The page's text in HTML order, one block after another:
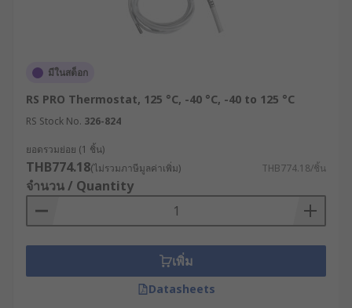
ความร้อน-ความเย็นในราคาที่สมเหตุสมผล รวมถึงเท
อร์โมสตัทประเภทอื่น ๆ ที่ RS เรารวบรวมอุปกรณ์
ครอบคลุมทุกความต้องการ เลือกซื้อเทอร์โมสตัทที่
ต้องการได้อย่างสะดวกตลอด 24 ชม. บนเว็บไซต์ พร้อม
บริการจัดส่งทั่วประเทศไทย หรือปรึกษาผู้เชี่ยวชาญ
ด้านผลิตภัณฑ์ เพื่อขอรับคำแนะนำเกี่ยวกับการเลือก
อุปกรณ์ควบคุมอุณหภูมิให้เหมาะกับการใช้งานใน
อุตสาหกรรมของคุณได้เลย
มีในสต็อก
RS PRO Thermostat, 125 °C, -40 °C, -40 to 125 °C
RS Stock No. 326-824
ยอดรวมย่อย (1 ชิ้น)
THB774.18(ไม่รวมภาษีมูลค่าเพิ่ม) THB774.18/ชิ้น
จำนวน / Quantity
เพิ่ม
Datasheets